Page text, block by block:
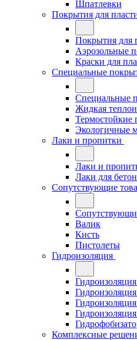
Шпатлевки
Покрытия для
Покрытия для
Аэрозольные
Краски для
Специальные
Специальные
Жидкая
Термостойкие
Экологичные
Лаки и пропитки
Лаки и
Лаки для
Сопутствующие
Валик
Кисть
Пистолеты
Гидроизоляция
Гидроизоляция
Комплексные